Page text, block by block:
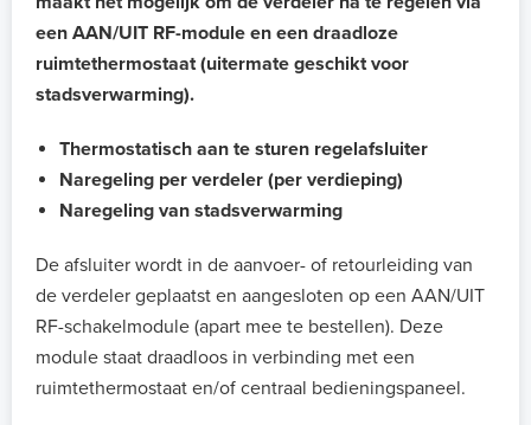
een AAN/UIT RF-module en een draadloze
ruimtethermostaat (uitermate geschikt voor
stadsverwarming).
Thermostatisch aan te sturen regelafsluiter
Naregeling per verdeler (per verdieping)
Naregeling van stadsverwarming
De afsluiter wordt in de aanvoer- of retourleiding van
de verdeler geplaatst en aangesloten op een AAN/UIT
RF-schakelmodule (apart mee te bestellen). Deze
module staat draadloos in verbinding met een
ruimtethermostaat en/of centraal bedieningspaneel.